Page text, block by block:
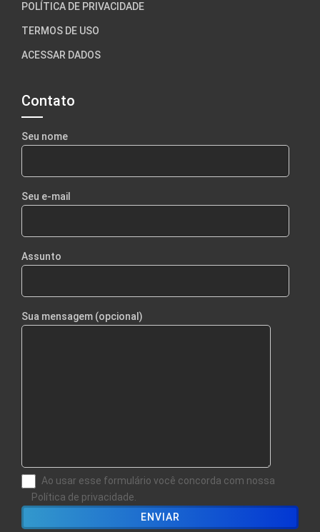
POLÍTICA DE PRIVACIDADE
TERMOS DE USO
ACESSAR DADOS
Contato
Seu nome
Seu e-mail
Assunto
Sua mensagem (opcional)
Ao usar esse formulário você concorda com nossa
Política de privacidade.